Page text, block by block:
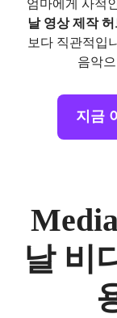
엄마에게 사적
날 영상 제작
보다 직관적입
음악
지금
날 비